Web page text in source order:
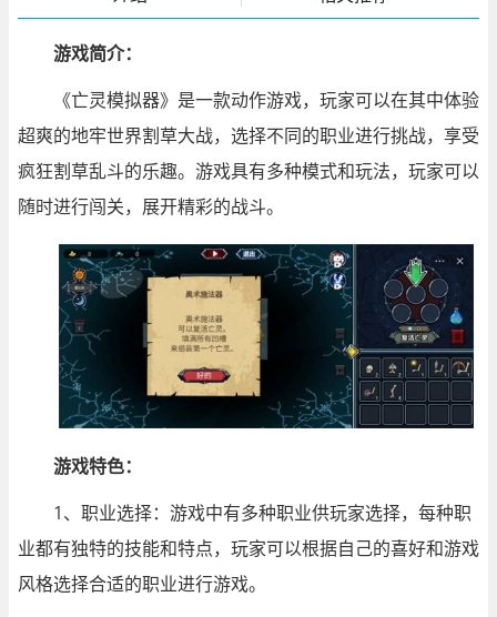
游戏简介：
《亡灵模拟器》是一款动作游戏，玩家可以在其中体验
超爽的地牢世界割草大战，选择不同的职业进行挑战，享受
疯狂割草乱斗的乐趣。游戏具有多种模式和玩法，玩家可以
随时进行闯关，展开精彩的战斗。
游戏特色：
1、职业选择：游戏中有多种职业供玩家选择，每种职
业都有独特的技能和特点，玩家可以根据自己的喜好和游戏
风格选择合适的职业进行游戏。